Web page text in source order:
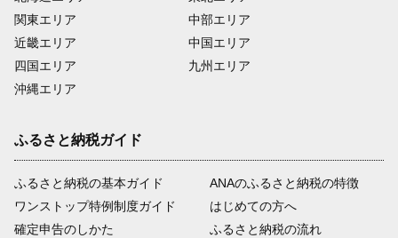
関東エリア
近畿エリア
四国エリア
沖縄エリア
中部エリア
中国エリア
九州エリア
ふるさと納税ガイド
ふるさと納税の基本ガイド
ワンストップ特例制度ガイド
確定申告のしかた
ANAのふるさと納税の特徴
はじめての方へ
ふるさと納税の流れ